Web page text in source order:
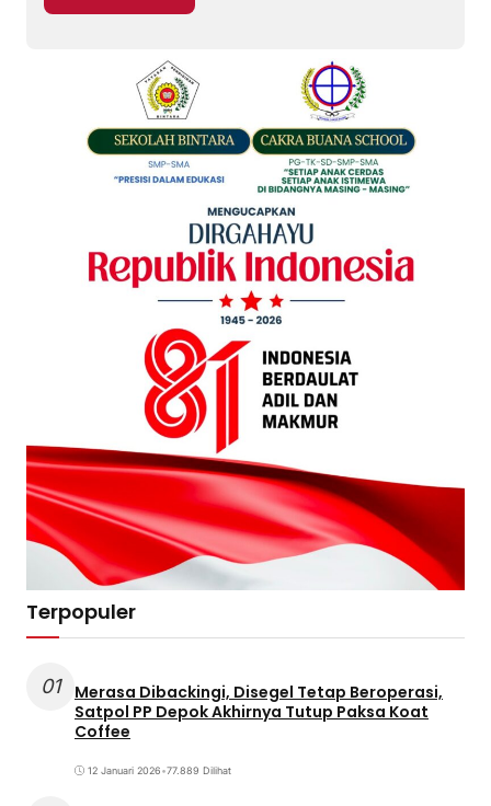
Terpopuler
01
Merasa Dibackingi, Disegel Tetap Beroperasi,
Satpol PP Depok Akhirnya Tutup Paksa Koat
Coffee
12 Januari 2026•77.889 Dilihat